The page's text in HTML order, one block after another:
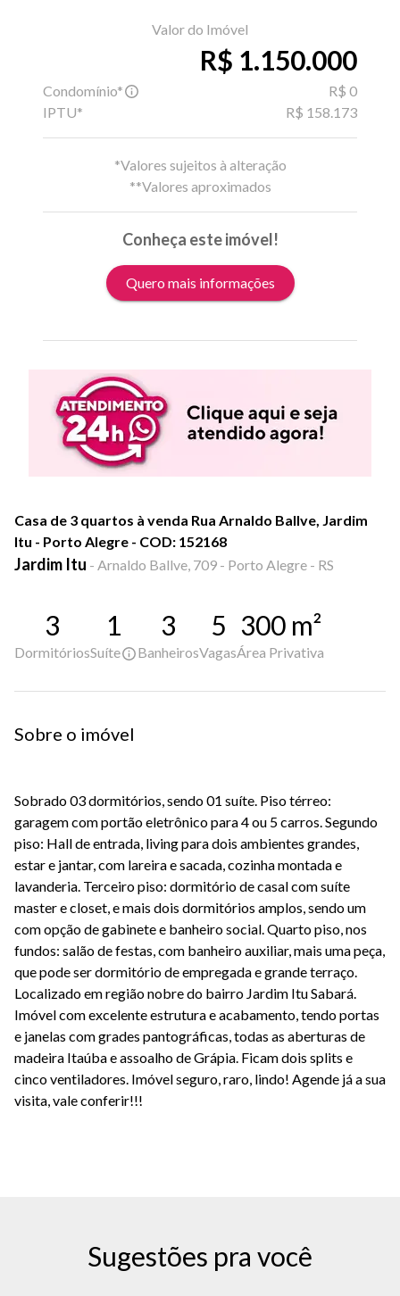
Valor do Imóvel
R$ 1.150.000
Condomínio*
R$ 0
IPTU*
R$ 158.173
*Valores sujeitos à alteração
**Valores aproximados
Conheça este imóvel!
Quero mais informações
Casa de 3 quartos à venda Rua Arnaldo Ballve, Jardim
Itu - Porto Alegre - COD: 152168
Jardim Itu - Arnaldo Ballve, 709 - Porto Alegre - RS
3
Dormitórios
1
Suíte
3
Banheiros
5
Vagas
300 m²
Área Privativa
Sobre o imóvel
Sobrado 03 dormitórios, sendo 01 suíte. Piso térreo:
garagem com portão eletrônico para 4 ou 5 carros. Segundo
piso: Hall de entrada, living para dois ambientes grandes,
estar e jantar, com lareira e sacada, cozinha montada e
lavanderia. Terceiro piso: dormitório de casal com suíte
master e closet, e mais dois dormitórios amplos, sendo um
com opção de gabinete e banheiro social. Quarto piso, nos
fundos: salão de festas, com banheiro auxiliar, mais uma peça,
que pode ser dormitório de empregada e grande terraço.
Localizado em região nobre do bairro Jardim Itu Sabará.
Imóvel com excelente estrutura e acabamento, tendo portas
e janelas com grades pantográficas, todas as aberturas de
madeira Itaúba e assoalho de Grápia. Ficam dois splits e
cinco ventiladores. Imóvel seguro, raro, lindo! Agende já a sua
visita, vale conferir!!!
Sugestões pra você